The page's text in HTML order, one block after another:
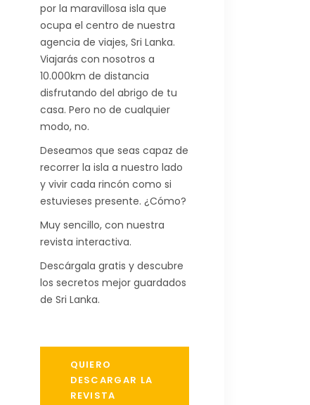
por la maravillosa isla que
ocupa el centro de nuestra
agencia de viajes, Sri Lanka.
Viajarás con nosotros a
10.000km de distancia
disfrutando del abrigo de tu
casa. Pero no de cualquier
modo, no.
Deseamos que seas capaz de
recorrer la isla a nuestro lado
y vivir cada rincón como si
estuvieses presente. ¿Cómo?
Muy sencillo, con nuestra
revista interactiva.
Descárgala gratis y descubre
los secretos mejor guardados
de Sri Lanka.
QUIERO
DESCARGAR LA
REVISTA